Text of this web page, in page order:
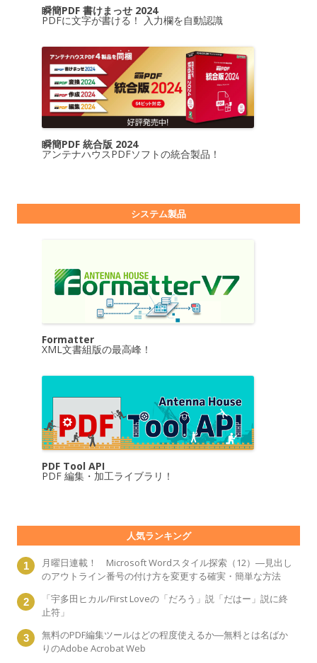
瞬簡PDF 書けまっせ 2024
PDFに文字が書ける！ 入力欄を自動認識
瞬簡PDF 統合版 2024
アンテナハウスPDFソフトの統合製品！
システム製品
Formatter
XML文書組版の最高峰！
PDF Tool API
PDF 編集・加工ライブラリ！
人気ランキング
月曜日連載！ Microsoft Wordスタイル探索（12）―見出し
のアウトライン番号の付け方を変更する確実・簡単な方法
「宇多田ヒカル/First Loveの「だろう」説「だはー」説に終
止符」
無料のPDF編集ツールはどの程度使えるか―無料とは名ばか
りのAdobe Acrobat Web